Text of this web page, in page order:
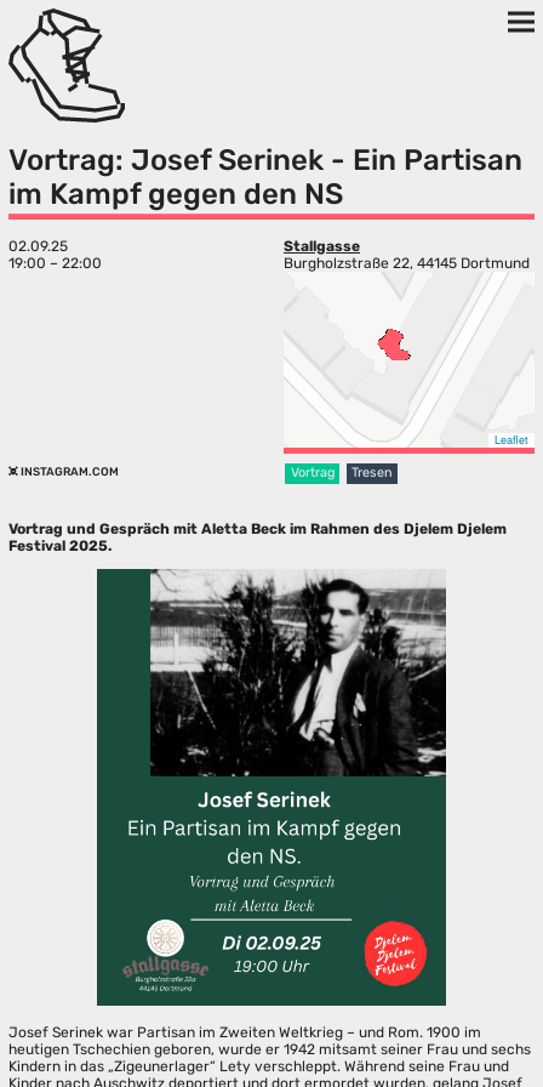
Vortrag: Josef Serinek - Ein Partisan
im Kampf gegen den NS
02.09.25
19:00 – 22:00
Stallgasse
Burgholzstraße 22, 44145 Dortmund
Leaflet
INSTAGRAM.COM Vortrag Tresen
Vortrag und Gespräch mit Aletta Beck im Rahmen des Djelem Djelem
Festival 2025.
Josef Serinek war Partisan im Zweiten Weltkrieg – und Rom. 1900 im
heutigen Tschechien geboren, wurde er 1942 mitsamt seiner Frau und sechs
Kindern in das „Zigeunerlager“ Lety verschleppt. Während seine Frau und
Kinder nach Auschwitz deportiert und dort ermordet wurden, gelang Josef